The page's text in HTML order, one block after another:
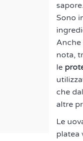
sapore.
Sono
Anche
nota,
le
che
altre
Le
platea